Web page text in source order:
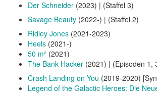
Der Schneider (2023) | (Staffel 3)
Savage Beauty (2022-) | (Staffel 2)
Ridley Jones (2021-2023)
Heels (2021-)
50 m² (2021)
The Bank Hacker (2021) | (Episoden 1,
Crash Landing on You (2019-2020)
Legend of the Galactic Heroes: Die